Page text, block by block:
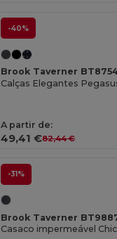
-40%
Brook Taverner
Calças Elegantes
A partir de:
49,41 €82,44 €
-31%
Brook Taverner
Casaco impermeável